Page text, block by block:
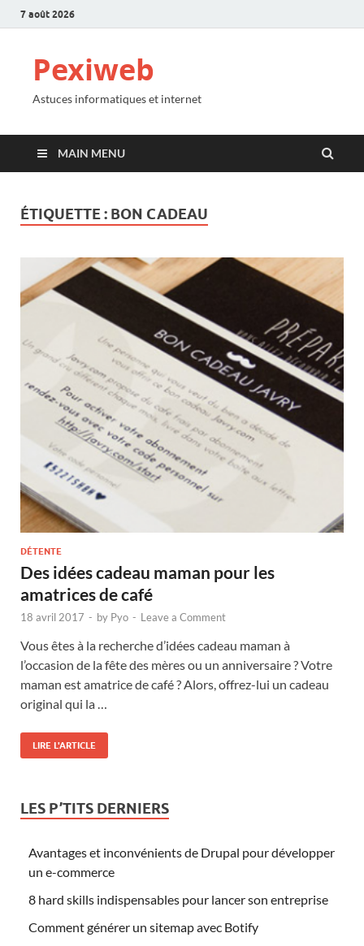
7 août 2026
Pexiweb
Astuces informatiques et internet
MAIN MENU
ÉTIQUETTE : BON CADEAU
DÉTENTE
Des idées cadeau maman pour les
amatrices de café
18 avril 2017 - by Pyo - Leave a Comment
Vous êtes à la recherche d’idées cadeau maman à
l’occasion de la fête des mères ou un anniversaire ? Votre
maman est amatrice de café ? Alors, offrez-lui un cadeau
original qui la …
LIRE L'ARTICLE
LES P’TITS DERNIERS
Avantages et inconvénients de Drupal pour développer
un e-commerce
8 hard skills indispensables pour lancer son entreprise
Comment générer un sitemap avec Botify